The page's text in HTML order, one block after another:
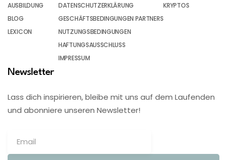
AUSBILDUNG
BLOG
LEXICON
DATENSCHUTZERKLÄRUNG
GESCHÄFTSBEDINGUNGEN PARTNERS
NUTZUNGSBEDINGUNGEN
HAFTUNGSAUSSCHLUSS
IMPRESSUM
KRYPTOS
Newsletter
Lass dich inspirieren, bleibe mit uns auf dem Laufenden
und abonniere unseren Newsletter!